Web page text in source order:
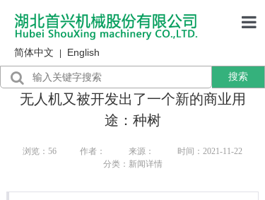
简体中文 English
行业资讯
搜索
无人机又被开发出了一个新的商业用
途：种树
浏览： 56 作者： 来源：
时间：2021-11-22
分类：新闻详情